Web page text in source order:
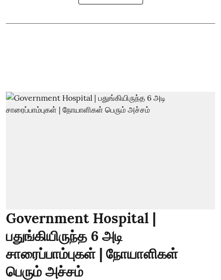
Government Hospital |
பதுங்கியிருந்த 6 அடி
சாரைப்பாம்புகள் | நோயாளிகள்
பெரும் அச்சம்